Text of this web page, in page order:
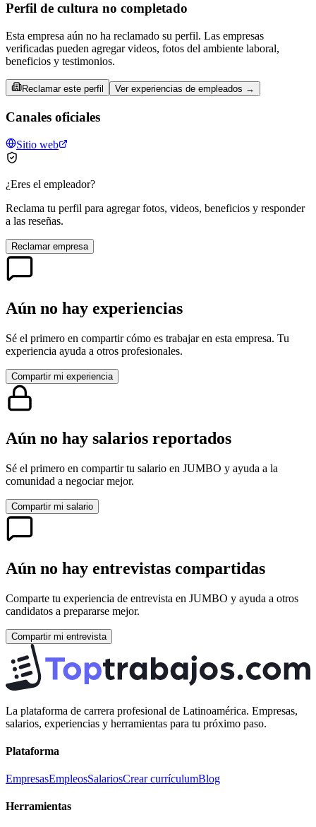
Perfil de cultura no completado
Esta empresa aún no ha reclamado su perfil. Las empresas
verificadas pueden agregar videos, fotos del ambiente laboral,
beneficios y testimonios.
Reclamar este perfil Ver experiencias de empleados →
Canales oficiales
Sitio web
¿Eres el empleador?
Reclama tu perfil para agregar fotos, videos, beneficios y responder
a las reseñas.
Reclamar empresa
Aún no hay experiencias
Sé el primero en compartir cómo es trabajar en esta empresa. Tu
experiencia ayuda a otros profesionales.
Compartir mi experiencia
Aún no hay salarios reportados
Sé el primero en compartir tu salario en JUMBO y ayuda a la
comunidad a negociar mejor.
Compartir mi salario
Aún no hay entrevistas compartidas
Comparte tu experiencia de entrevista en JUMBO y ayuda a otros
candidatos a prepararse mejor.
Compartir mi entrevista
La plataforma de carrera profesional de Latinoamérica. Empresas,
salarios, experiencias y herramientas para tu próximo paso.
Plataforma
EmpresasEmpleosSalariosCrear currículumBlog
Herramientas